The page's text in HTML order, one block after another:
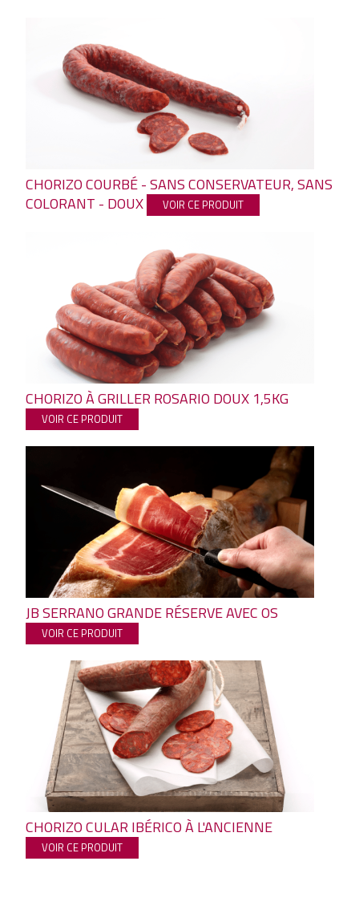
CHORIZO COURBÉ - SANS CONSERVATEUR, SANS
COLORANT - DOUX
VOIR CE PRODUIT
CHORIZO À GRILLER ROSARIO DOUX 1,5KG
VOIR CE PRODUIT
JB SERRANO GRANDE RÉSERVE AVEC OS
VOIR CE PRODUIT
CHORIZO CULAR IBÉRICO À L'ANCIENNE
VOIR CE PRODUIT